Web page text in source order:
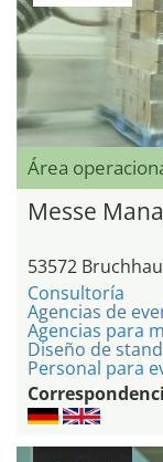
Área
Messe
53572
Consultoría
Agencias de
Agencias para
Diseño de
Personal para